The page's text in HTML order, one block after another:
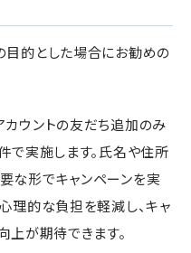
目的とした場合にお勧めの
ウントの友だち追加のみ
で実施します。氏名や住所
な形でキャンペーンを実
理的な負担を軽減し、キャ
上が期待できます。